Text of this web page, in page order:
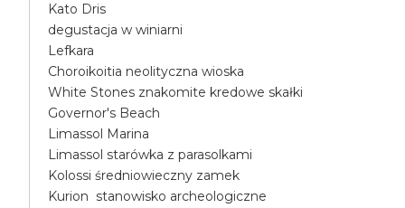
Kato Dris
degustacja w winiarni
Lefkara
Choroikoitia neolityczna wioska
White Stones znakomite kredowe skałki
Governor's Beach
Limassol Marina
Limassol starówka z parasolkami
Kolossi średniowieczny zamek
Kurion stanowisko archeologiczne